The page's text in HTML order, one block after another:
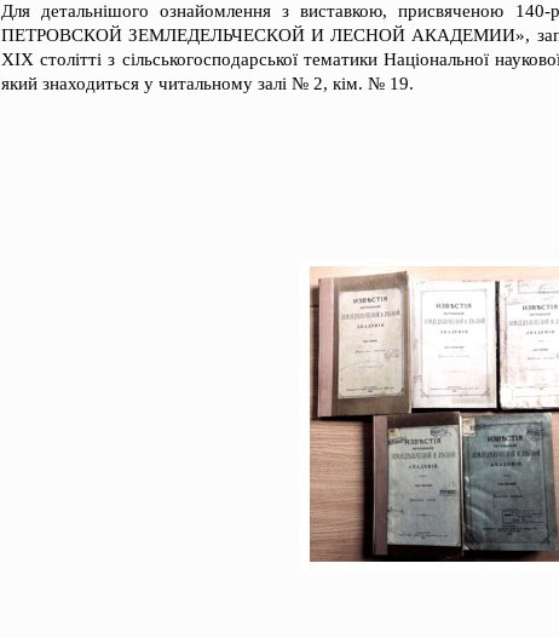
Для детальнішого ознайомлення з виставкою, присвяченою
ПЕТРОВСКОЙ ЗЕМЛЕДЕЛЬЧЕСКОЙ И ЛЕСНОЙ АКАДЕМИИ»,
ХІХ столітті з сільськогосподарської тематики Національної
який знаходиться у читальному залі № 2, кім. № 19.